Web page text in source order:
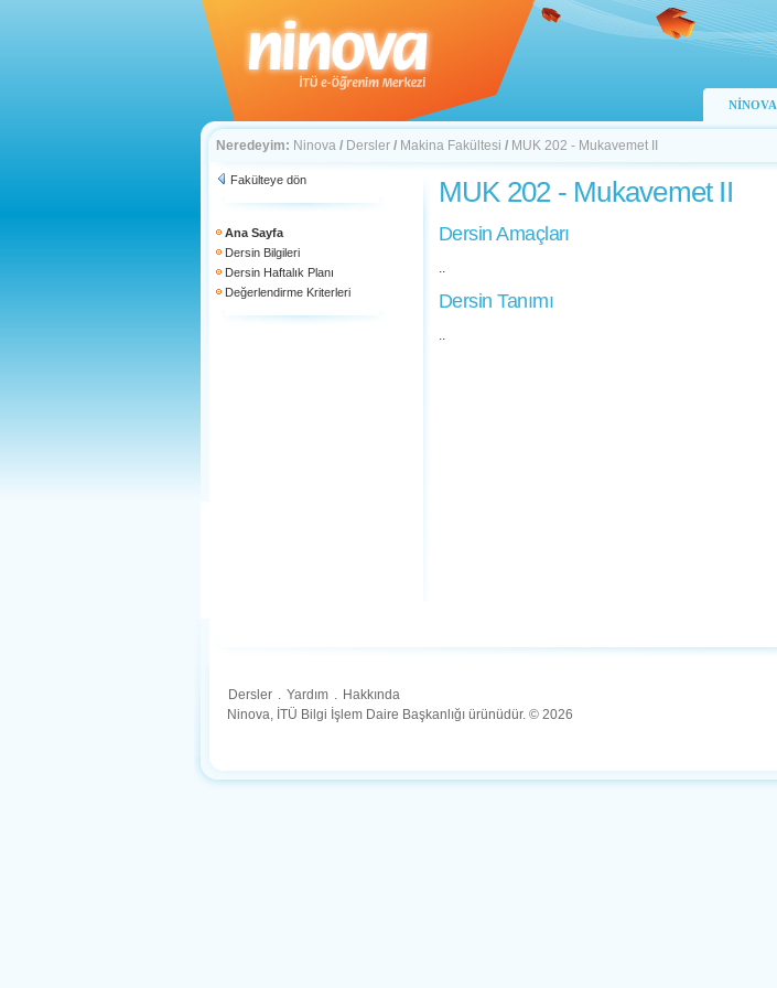
NİNOVA
Neredeyim: Ninova / Dersler / Makina Fakültesi / MUK 202 - Mukavemet II
Fakülteye dön
Ana Sayfa
Dersin Bilgileri
Dersin Haftalık Planı
Değerlendirme Kriterleri
MUK 202 - Mukavemet II
Dersin Amaçları
..
Dersin Tanımı
..
Dersler . Yardım . Hakkında
Ninova, İTÜ Bilgi İşlem Daire Başkanlığı ürünüdür. © 2026